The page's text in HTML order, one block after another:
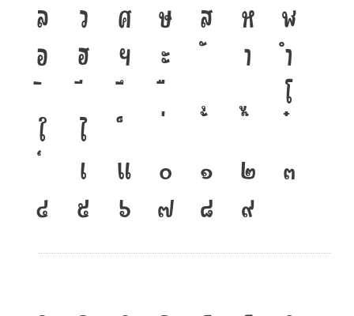
ล
ว ศ ษ ส ห
ฬ
อ
ฮ ฯ ะ า
ำ
โ
ใ
ไ
เ
แ ๐ ๑ ๒
๓
๔
๕ ๖ ๗ ๘ ๙